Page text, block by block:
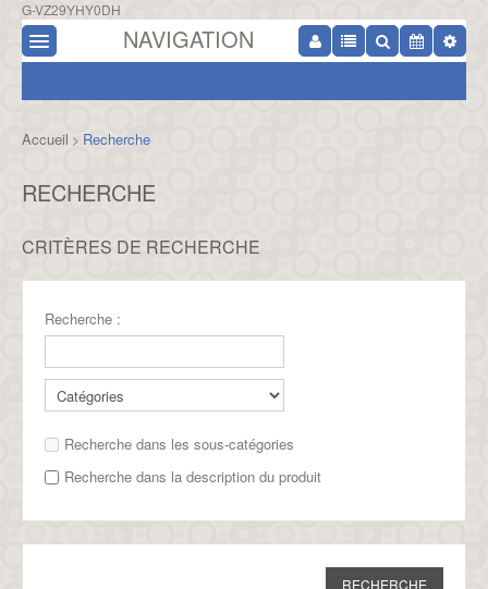
G-VZ29YHY0DH
NAVIGATION
Accueil > Recherche
RECHERCHE
CRITÈRES DE RECHERCHE
Recherche :
Recherche dans les sous-catégories
Recherche dans la description du produit